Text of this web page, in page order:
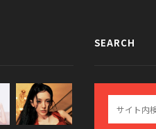
SEARCH